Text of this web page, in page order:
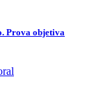
Prova objetiva